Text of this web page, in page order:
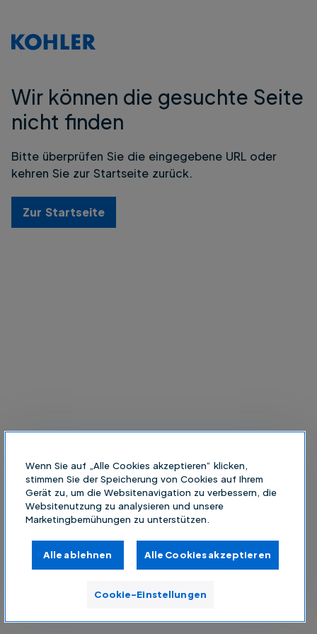
Wir können die gesuchte Seite
nicht finden
Bitte überprüfen Sie die eingegebene URL oder
kehren Sie zur Startseite zurück.
Zur Startseite
Wenn Sie auf „Alle Cookies akzeptieren“ klicken,
stimmen Sie der Speicherung von Cookies auf Ihrem
Gerät zu, um die Websitenavigation zu verbessern, die
Websitenutzung zu analysieren und unsere
Marketingbemühungen zu unterstützen.
Alle ablehnen Alle Cookies akzeptieren
Cookie-Einstellungen